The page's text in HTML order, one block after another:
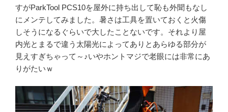
すがParkTool PCS10を屋外に持ち出して恥も外聞もなし
にメンテしてみました。暑さは工具を置いておくと火傷
しそうになるぐらいで大したことないです。それより屋
内光とまるで違う太陽光によってありとあらゆる部分が
見えすぎちゃって～♪いやホントマジで老眼には非常にあ
りがたいｗ